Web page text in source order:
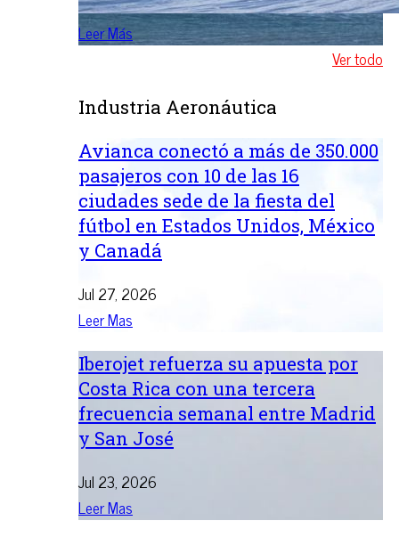
Leer Más
Ver todo
Industria Aeronáutica
Avianca conectó a más de 350.000
pasajeros con 10 de las 16
ciudades sede de la fiesta del
fútbol en Estados Unidos, México
y Canadá
Jul 27, 2026
Leer Mas
Iberojet refuerza su apuesta por
Costa Rica con una tercera
frecuencia semanal entre Madrid
y San José
Jul 23, 2026
Leer Mas